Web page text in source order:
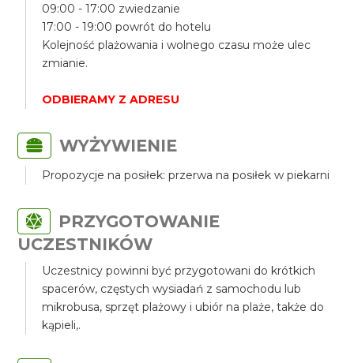
09:00 - 17:00 zwiedzanie
17:00 - 19:00 powrót do hotelu
Kolejność plażowania i wolnego czasu może ulec
zmianie.
ODBIERAMY Z ADRESU
WYŻYWIENIE
Propozycje na posiłek: przerwa na posiłek w piekarni
PRZYGOTOWANIE
UCZESTNIKÓW
Uczestnicy powinni być przygotowani do krótkich
spacerów, częstych wysiadań z samochodu lub
mikrobusa, sprzęt plażowy i ubiór na plaże, także do
kąpieli,.